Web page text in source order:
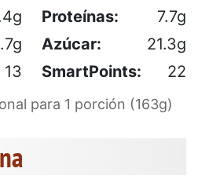
Proteínas:
7.7g
Azúcar:
21.3g
13 SmartPoints: 22
para 1 porción (163g)